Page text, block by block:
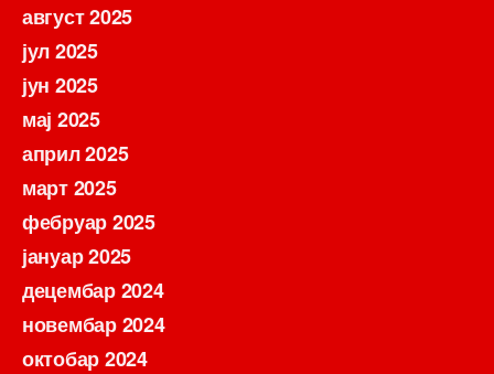
август 2025
јул 2025
јун 2025
мај 2025
април 2025
март 2025
фебруар 2025
јануар 2025
децембар 2024
новембар 2024
октобар 2024